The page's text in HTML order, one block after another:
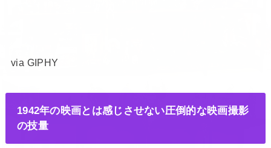
via GIPHY
1942年の映画とは感じさせない圧倒的な映画撮影
の技量